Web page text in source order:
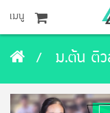
เมนู
ม.ต้น ติ